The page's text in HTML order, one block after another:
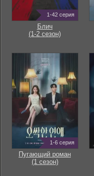
1-42 серия
Блич
(1-2 сезон)
1-6 серия
Пугающий роман
(1 сезон)